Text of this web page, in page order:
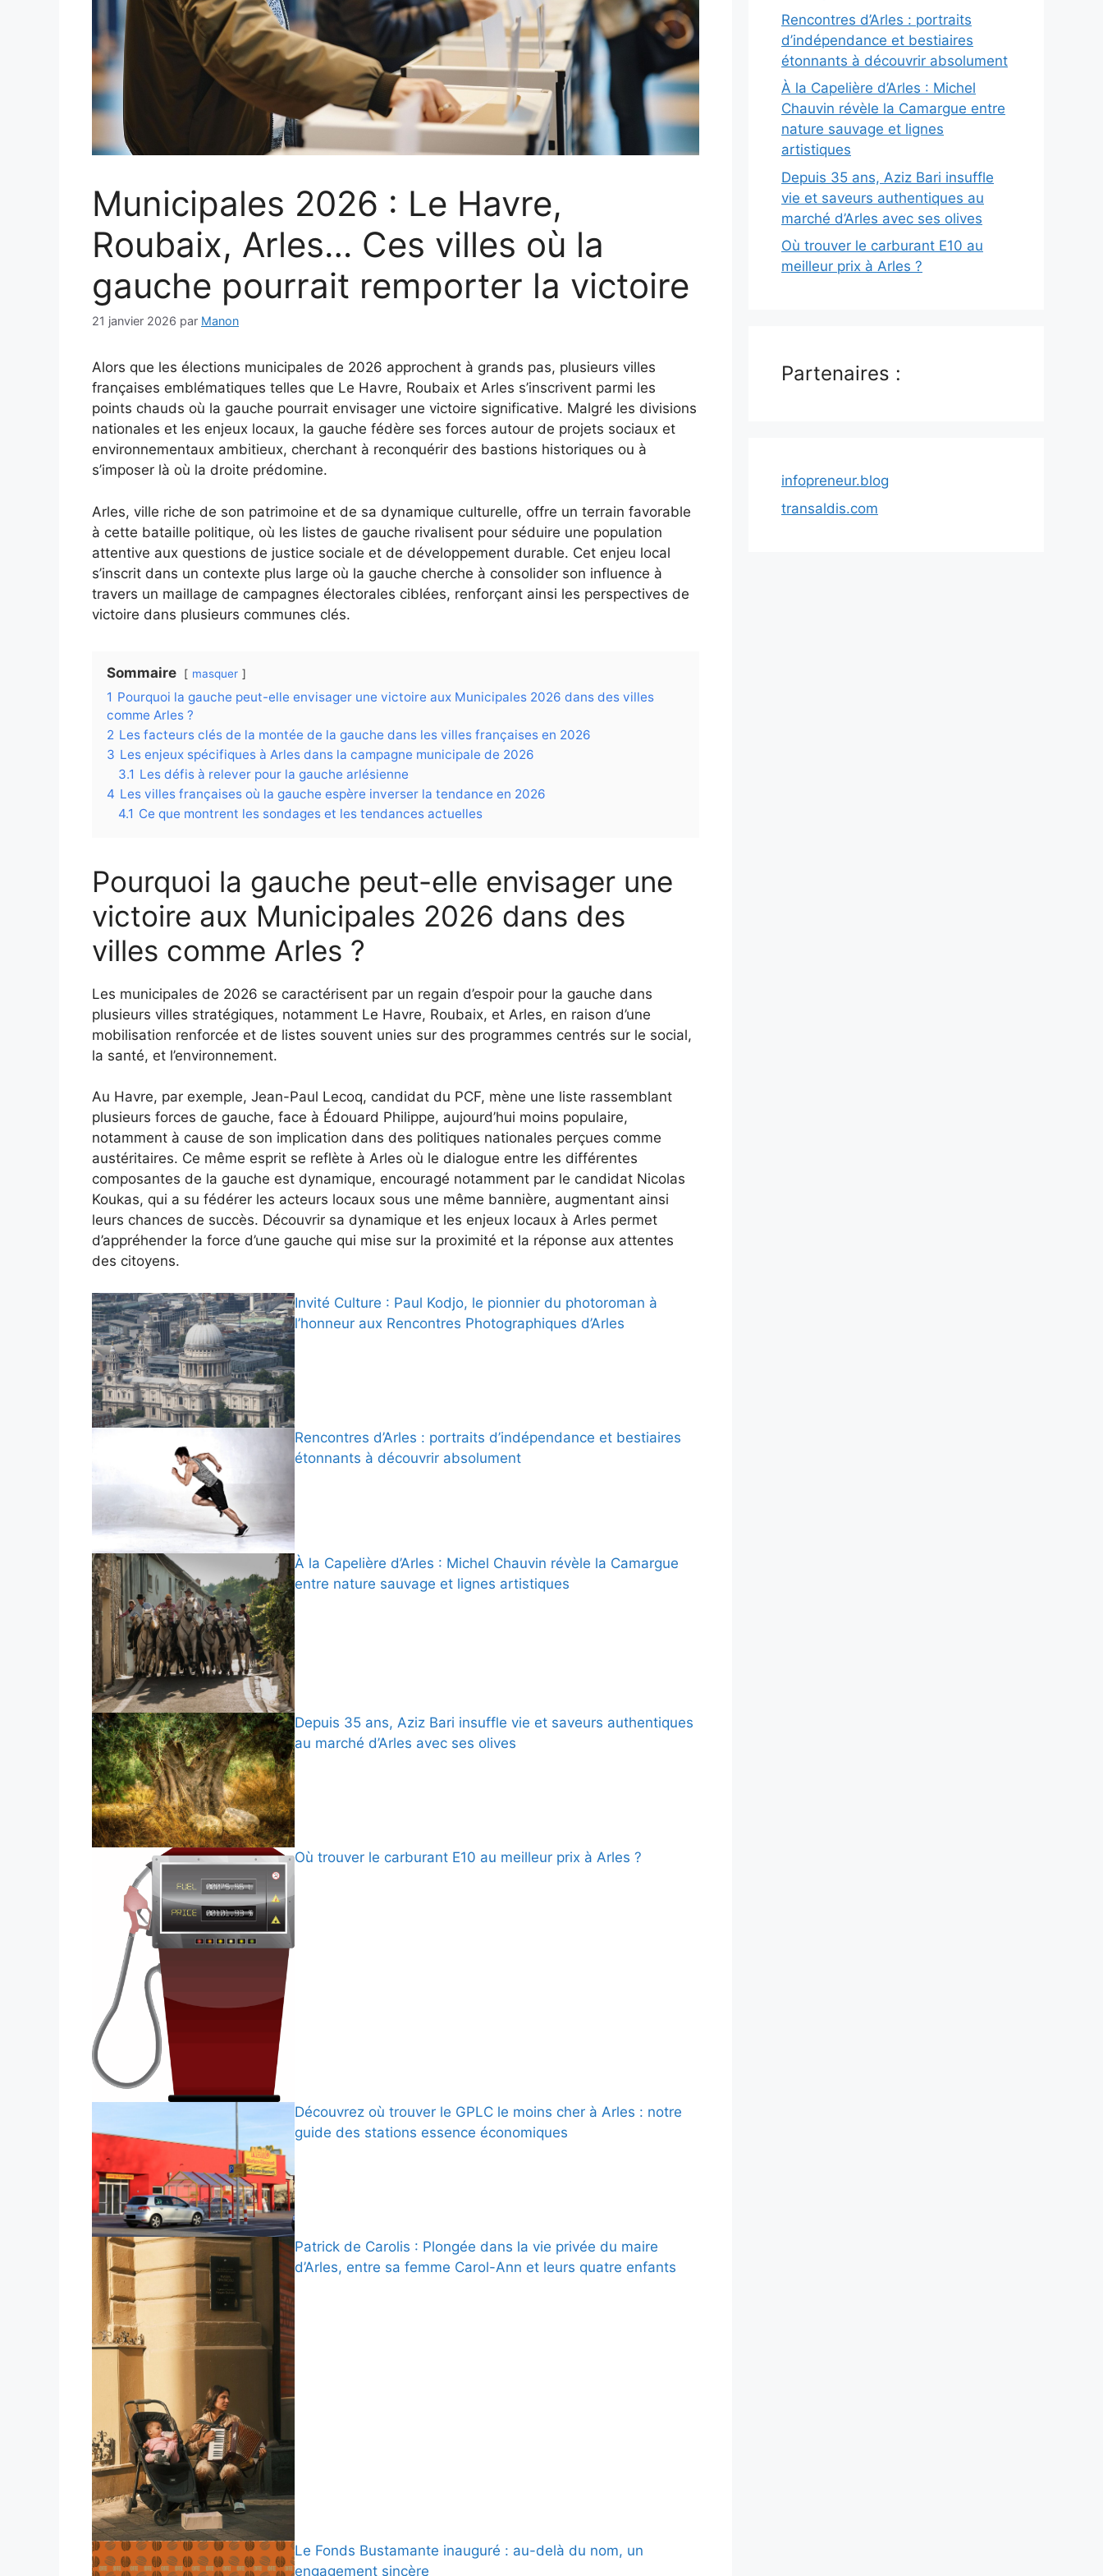
Municipales 2026 : Le Havre,
Roubaix, Arles… Ces villes où la
gauche pourrait remporter la victoire
21 janvier 2026 par Manon
Alors que les élections municipales de 2026 approchent à grands pas, plusieurs villes
françaises emblématiques telles que Le Havre, Roubaix et Arles s’inscrivent parmi les
points chauds où la gauche pourrait envisager une victoire significative. Malgré les divisions
nationales et les enjeux locaux, la gauche fédère ses forces autour de projets sociaux et
environnementaux ambitieux, cherchant à reconquérir des bastions historiques ou à
s’imposer là où la droite prédomine.
Arles, ville riche de son patrimoine et de sa dynamique culturelle, offre un terrain favorable
à cette bataille politique, où les listes de gauche rivalisent pour séduire une population
attentive aux questions de justice sociale et de développement durable. Cet enjeu local
s’inscrit dans un contexte plus large où la gauche cherche à consolider son influence à
travers un maillage de campagnes électorales ciblées, renforçant ainsi les perspectives de
victoire dans plusieurs communes clés.
Sommaire masquer
1 Pourquoi la gauche peut-elle envisager une victoire aux Municipales 2026 dans des villes
comme Arles ?
2 Les facteurs clés de la montée de la gauche dans les villes françaises en 2026
3 Les enjeux spécifiques à Arles dans la campagne municipale de 2026
3.1 Les défis à relever pour la gauche arlésienne
4 Les villes françaises où la gauche espère inverser la tendance en 2026
4.1 Ce que montrent les sondages et les tendances actuelles
Pourquoi la gauche peut-elle envisager une
victoire aux Municipales 2026 dans des
villes comme Arles ?
Les municipales de 2026 se caractérisent par un regain d’espoir pour la gauche dans
plusieurs villes stratégiques, notamment Le Havre, Roubaix, et Arles, en raison d’une
mobilisation renforcée et de listes souvent unies sur des programmes centrés sur le social,
la santé, et l’environnement.
Au Havre, par exemple, Jean-Paul Lecoq, candidat du PCF, mène une liste rassemblant
plusieurs forces de gauche, face à Édouard Philippe, aujourd’hui moins populaire,
notamment à cause de son implication dans des politiques nationales perçues comme
austéritaires. Ce même esprit se reflète à Arles où le dialogue entre les différentes
composantes de la gauche est dynamique, encouragé notamment par le candidat Nicolas
Koukas, qui a su fédérer les acteurs locaux sous une même bannière, augmentant ainsi
leurs chances de succès. Découvrir sa dynamique et les enjeux locaux à Arles permet
d’appréhender la force d’une gauche qui mise sur la proximité et la réponse aux attentes
des citoyens.
Invité Culture : Paul Kodjo, le pionnier du photoroman à
l’honneur aux Rencontres Photographiques d’Arles
Rencontres d’Arles : portraits d’indépendance et bestiaires
étonnants à découvrir absolument
À la Capelière d’Arles : Michel Chauvin révèle la Camargue
entre nature sauvage et lignes artistiques
Depuis 35 ans, Aziz Bari insuffle vie et saveurs authentiques
au marché d’Arles avec ses olives
Où trouver le carburant E10 au meilleur prix à Arles ?
Découvrez où trouver le GPLC le moins cher à Arles : notre
guide des stations essence économiques
Patrick de Carolis : Plongée dans la vie privée du maire
d’Arles, entre sa femme Carol-Ann et leurs quatre enfants
Le Fonds Bustamante inauguré : au-delà du nom, un
engagement sincère
Rencontres d’Arles : portraits
d’indépendance et bestiaires
étonnants à découvrir absolument
À la Capelière d’Arles : Michel
Chauvin révèle la Camargue entre
nature sauvage et lignes
artistiques
Depuis 35 ans, Aziz Bari insuffle
vie et saveurs authentiques au
marché d’Arles avec ses olives
Où trouver le carburant E10 au
meilleur prix à Arles ?
Partenaires :
infopreneur.blog
transaldis.com